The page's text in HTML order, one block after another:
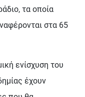
τα οποία
στα 65
ενίσχυση του
έχουν